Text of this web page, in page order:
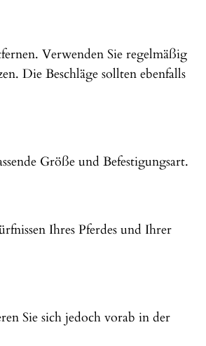
Verwenden Sie regelmäßig
Die Beschläge sollten ebenfalls
Größe und Befestigungsart.
Ihres Pferdes und Ihrer
Sie sich jedoch vorab in der